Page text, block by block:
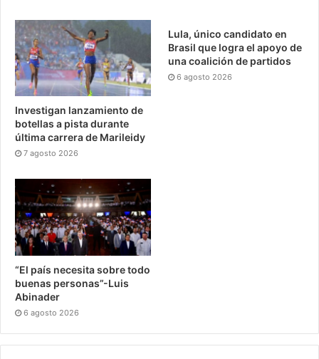
Investigan lanzamiento de
botellas a pista durante
última carrera de Marileidy
7 agosto 2026
Lula, único candidato en
Brasil que logra el apoyo de
una coalición de partidos
6 agosto 2026
“El país necesita sobre todo
buenas personas”-Luis
Abinader
6 agosto 2026